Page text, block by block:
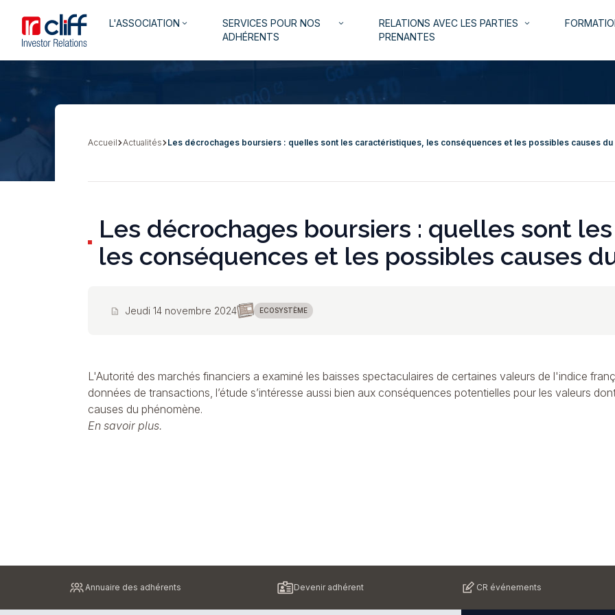
contenu
principal
Aller directement au contenu
Navigation
L'ASSOCIATION keyboard_arrow_down
SERVICES POUR NOS
ADHÉRENTS
keyboard_arrow_down
RELATIONS AVEC LES PARTIES
PRENANTES
keyboard_arrow_down
Fil
Accueil Actualités Les décrochages boursiers : quelles sont les caractéristiques, les conséquences et les possibles causes du
Les décrochages boursiers : quelles sont
les conséquences et les possibles causes
description Jeudi 14 novembre 2024 ECOSYSTÈME
L'Autorité des marchés financiers a examiné les baisses spectaculaires de certaines valeurs de l'indice
données de transactions, l’étude s’intéresse aussi bien aux conséquences potentielles pour les valeurs
causes du phénomène.
En savoir plus.
page
Annuaire des adhérents Devenir adhérent CR événements